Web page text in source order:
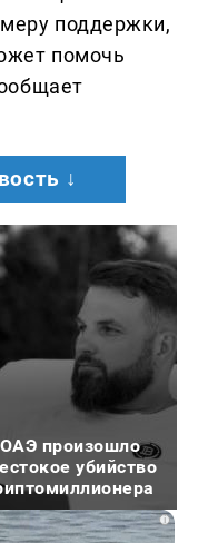
поддержки,
помочь
↓
произошло
убийство
i